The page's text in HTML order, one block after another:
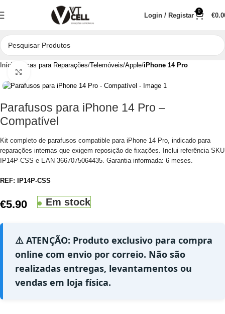
Login / Registar
0
€
Início Peças para Reparações Telemóveis Apple iPhone 14 Pro
Parafusos para iPhone 14 Pro –
Compatível
Kit completo de parafusos compatible para iPhone 14 Pro, indicado para
reparações internas que exigem reposição de fixações. Inclui referência SKU
IP14P-CSS e EAN 3667075064435. Garantia informada: 6 meses.
REF: IP14P-CSS
€5.90 Em stock
⚠️ ATENÇÃO: Produto exclusivo para compra
online com envio por correio. Não são
realizadas entregas, levantamentos ou
vendas em loja física.